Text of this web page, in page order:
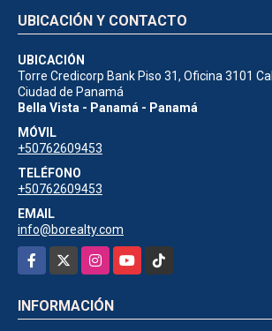
UBICACIÓN Y CONTACTO
UBICACIÓN
Torre Credicorp Bank Piso 31, Oficina 3101
Ciudad de Panamá
Bella Vista - Panamá - Panamá
MÓVIL
+50762609453
TELÉFONO
+50762609453
EMAIL
info@borealty.com
Facebook
InstagramYouTubeTikTok
INFORMACIÓN